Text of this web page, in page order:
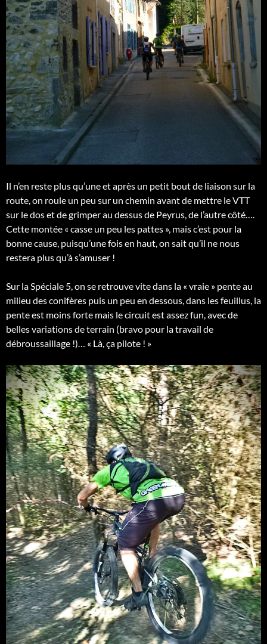
Il n’en reste plus qu’une et après un petit bout de liaison sur la
route, on roule un peu sur un chemin avant de mettre le VTT
sur le dos et de grimper au dessus de Peyrus, de l’autre côté….
Cette montée « casse un peu les pattes », mais c’est pour la
bonne cause, puisqu’une fois en haut, on sait qu’il ne nous
restera plus qu’à s’amuser !
Sur la Spéciale 5, on se retrouve vite dans la « vraie » pente au
milieu des conifères puis un peu en dessous, dans les feuillus, la
pente est moins forte mais le circuit est assez fun, avec de
belles variations de terrain (bravo pour la travail de
débroussaillage !)… « Là, ça pilote ! »